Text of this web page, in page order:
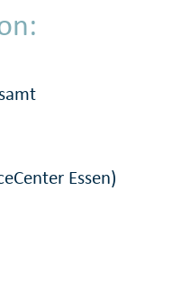
Essen)